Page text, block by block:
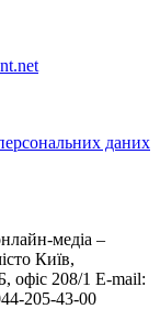
даних
медіа –
Київ,
208/1 E-mail:
205-43-00